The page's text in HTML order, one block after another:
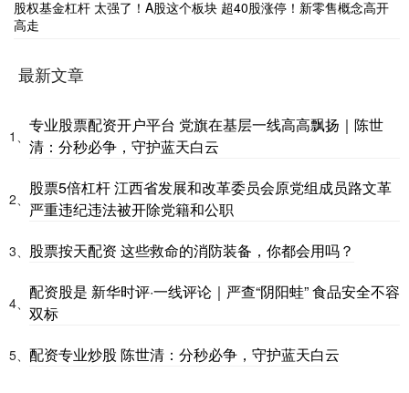
股权基金杠杆 太强了！A股这个板块 超40股涨停！新零售概念高开
高走
最新文章
1、
专业股票配资开户平台 党旗在基层一线高高飘扬｜陈世
清：分秒必争，守护蓝天白云
2、
股票5倍杠杆 江西省发展和改革委员会原党组成员路文革
严重违纪违法被开除党籍和公职
3、 股票按天配资 这些救命的消防装备，你都会用吗？
4、
配资股是 新华时评·一线评论｜严查“阴阳蛙” 食品安全不容
双标
5、 配资专业炒股 陈世清：分秒必争，守护蓝天白云